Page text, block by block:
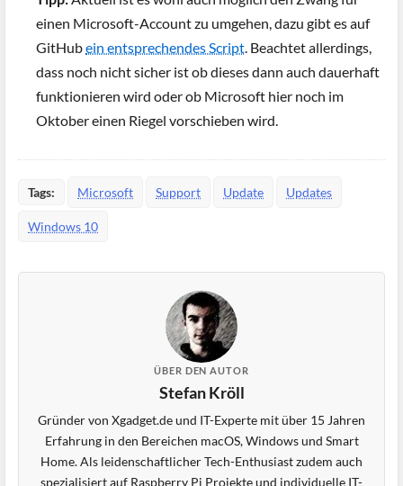
einen Microsoft-Account zu umgehen, dazu gibt es auf
GitHubein entsprechendes Script. Beachtet allerdings,
dass noch nicht sicher ist ob dieses dann auch dauerhaft
funktionieren wird oder ob Microsoft hier noch im
Oktober einen Riegel vorschieben wird.
Tags: Microsoft Support Update Updates
Windows 10
ÜBER DEN AUTOR
Stefan Kröll
Gründer von Xgadget.de und IT-Experte mit über 15 Jahren
Erfahrung in den Bereichen macOS, Windows und Smart
Home. Als leidenschaftlicher Tech-Enthusiast zudem auch
spezialisiert auf Raspberry Pi Projekte und individuelle IT-